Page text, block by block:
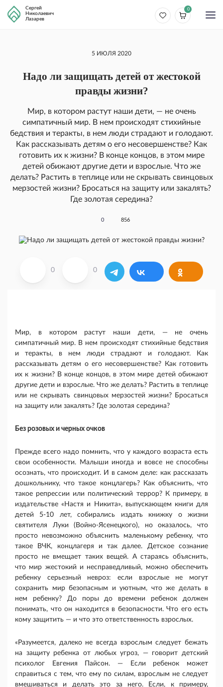
Сергей
Николаевич
Лазарев
0
5 ИЮЛЯ 2020
Надо ли защищать детей от жестокой
правды жизни?
Мир, в котором растут наши дети, — не очень
симпатичный мир. В нем происходят стихийные
бедствия и теракты, в нем люди страдают и голодают.
Как рассказывать детям о его несовершенстве? Как
готовить их к жизни? В конце концов, в этом мире
детей обижают другие дети и взрослые. Что же
делать? Растить в теплице или не скрывать свинцовых
мерзостей жизни? Бросаться на защиту или закалять?
Где золотая середина?
0 856
0 0
Мир, в котором растут наши дети, — не очень
симпатичный мир. В нем происходят стихийные бедствия
и теракты, в нем люди страдают и голодают. Как
рассказывать детям о его несовершенстве? Как готовить
их к жизни? В конце концов, в этом мире детей обижают
другие дети и взрослые. Что же делать? Растить в теплице
или не скрывать свинцовых мерзостей жизни? Бросаться
на защиту или закалять? Где золотая середина?
Без розовых и черных очков
Прежде всего надо помнить, что у каждого возраста есть
свои особенности. Малыши иногда и вовсе не способны
осознать, что происходит. И в самом деле: как рассказать
дошкольнику, что такое концлагерь? Как объяснить, что
такое репрессии или политический террор? К примеру, в
издательстве «Настя и Никита», выпускающем книги для
детей 5-10 лет, собирались издать книжку о жизни
святителя Луки (Войно-Ясенецкого), но оказалось, что
просто невозможно объяснить маленькому ребенку, что
такое ВЧК, концлагеря и так далее. Детское сознание
просто не вмещает таких вещей. А стараясь объяснить,
что мир жестокий и несправедливый, можно обеспечить
ребенку серьезный невроз: если взрослые не могут
сохранить мир безопасным и уютным, что же делать в
нем ребенку? До поры до времени ребенок должен
понимать, что он находится в безопасности. Что его есть
кому защитить — и что это ответственность взрослых.
«Разумеется, далеко не всегда взрослым следует бежать
на защиту ребенка от любых угроз, — говорит детский
психолог Евгения Пайсон. — Если ребенок может
справиться с тем, что ему по силам, взрослым не следует
вмешиваться и делать это за него. Если, к примеру,